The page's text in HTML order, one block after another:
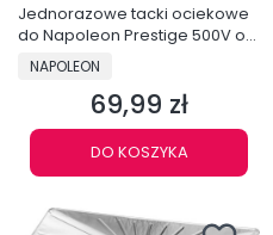
Jednorazowe tacki ociekowe
do Napoleon Prestige 500V od
2025r - 3 sztuki - 62070
PRODUCENT
NAPOLEON
Cena
69,99 zł
DO KOSZYKA